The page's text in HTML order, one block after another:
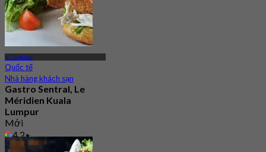
KL Sentral
Quốc tế
Nhà hàng khách sạn
Gastro Sentral, Le
Méridien Kuala
Lumpur
Mới
4.2
Từ
RM 96.66